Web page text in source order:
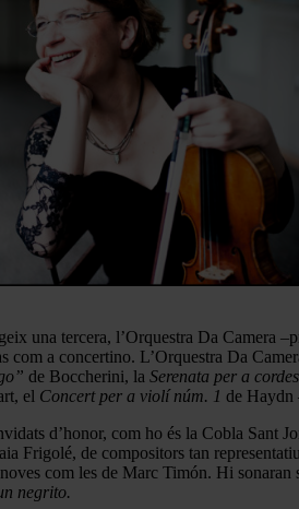
una tercera, l’Orquestra Da Camera
a concertino. L’Orquestra Da
de Boccherini, la Serenata per a cordes
el Concert per a violí núm. 1 de Haydn
d’honor, com ho és la Cobla Sant
Frigolé, de compositors tan
com les de Marc Timón. Hi sonaran
negrito.